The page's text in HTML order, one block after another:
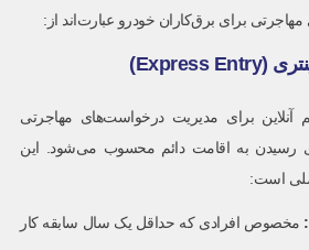
برای برق‌کاران خودرو عبارت‌اند از:
برای مدیریت درخواست‌های مهاجرتی
رسیدن به اقامت دائم محسوب می‌شود. این
است:
مخصوص افرادی که حداقل یک سال سابقه کار